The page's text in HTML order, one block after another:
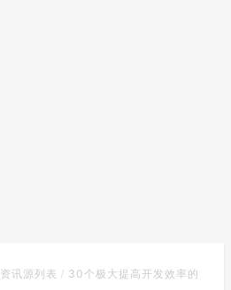
资讯源列表 / 30个极大提高开发效率的